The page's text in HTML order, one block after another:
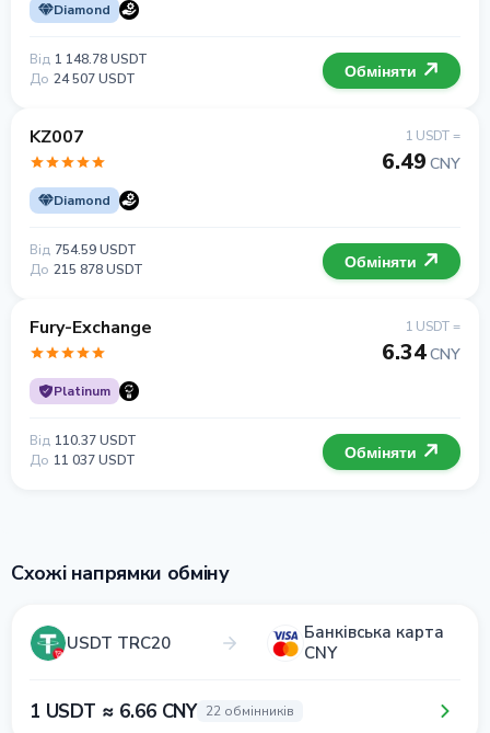
Diamond
Від 1 148.78 USDT
До 24 507 USDT Обміняти
KZ007
Diamond
1 USDT =
6.49 CNY
Від 754.59 USDT
До 215 878 USDT Обміняти
Fury-Exchange
Platinum
1 USDT =
6.34CNY
Від 110.37 USDT
До 11 037 USDT Обміняти
Схожі напрямки обміну
USDT TRC20
Банківська карта
CNY
1 USDT ≈ 6.66 CNY 22 обмінників